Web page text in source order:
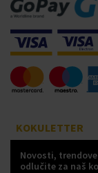
KOKULETTER
Novosti,
odlučite za naš